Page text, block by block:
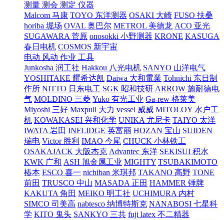
测量 测会 测定 仪器
Malcom 马康 TOYO 东洋测器 OSAKI 大崎 FUSO 扶桑
horiba 堀场 OVAL 奥巴尔 METROL 美德龙 ACO 亚光
SUGAWARA 菅原 onosokki 小野测器 KRONE KASUGA
春日电机 COSMOS 新宇宙
电动 风动 作业 工具
Junkosha 润工社 Hakkou 八光电机 SANYO 山洋电气
YOSHITAKE 耀希达凯 Daiwa 大和電業 Tohnichi 东日制
作所 NITTO 日东电工 SGK 昭和技研 ARROW 施耐德电
气 MOLDINO 三菱 Yuko 有光工业 Ga-rew 格莱美
Miyoshi 三好 Maxpull 大力 vessel 威威 MITOLOY 水户工
机 KOWAKASEI 兴和化学 UNIKA 尤尼卡 TAIYO 太洋
IWATA 岩田 INFLIDGE 英富丽 HOZAN 宝山 SUIDEN
瑞电 Victor 胜利 IMAO 今尾 CHUCK 小林铁工
OSAKAJACK 大阪杰克 Advantec 东洋 SEKISUI 积水
KWK 广和 ASH 旭金属工业 MIGHTY TSUBAKIMOTO
椿本 ESCO 喜一 nichiban 米琪邦 TAKANO 高野 TONE
前田 TRUSCO 中山 MASADA 正田 HAMMER 锤牌
KAKUTA 角田 MEIKO 明工社 UCHIMURA 内村
SIMCO 司美高 nabtesco 纳博特斯克 NANABOSI 七星科
学 KITO 鬼头 SANKYO 三共 fuji latex 不二精器